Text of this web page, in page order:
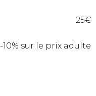
25€
-10% sur le prix adulte